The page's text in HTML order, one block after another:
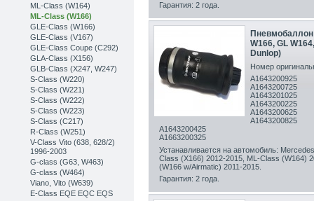
ML-Class (W164)
ML-Class (W166)
GLE-Class (W166)
GLE-Class (V167)
GLE-Class Coupe (C292)
GLA-Class (X156)
GLB-Class (X247, W247)
S-Class (W220)
S-Class (W221)
S-Class (W222)
S-Class (W223)
S-Class (C217)
R-Class (W251)
V-Class Vito (638, 628/2)
1996-2003
G-class (G63, W463)
G-class (W464)
Viano, Vito (W639)
E-Class EQE EQC EQS
Гарантия: 2 года.
Пневмобаллон
W166, GL
Dunlop)
Номер
A1643200925
A1643200725
A1643201025
A1643200225
A1643200625
A1643200825
A1643200425
A1663200325
Устанавливается на автомобиль:
Class (X166) 2012-2015, ML-Class (W164)
(W166 w/Airmatic) 2011-2015.
Гарантия: 2 года.